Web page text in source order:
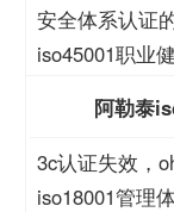
安全体系认证
iso45001职业
阿勒泰
3c认证失效，
iso18001管理